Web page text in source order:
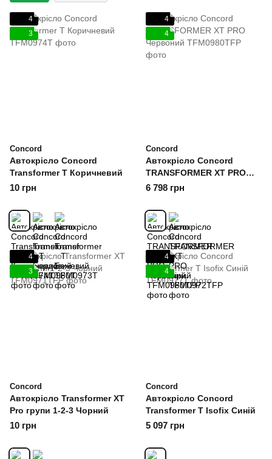
4
3
Concord
Автокрісло Concord
Transformer T Коричневий
10 грн
4
4
Concord
Автокрісло Concord
TRANSFORMER XT PRO
Червоний
6 798 грн
4
3
Concord
Автокрісло Transformer XT
Pro групи 1-2-3 Чорний
10 грн
4
4
Concord
Автокрісло Concord
Transformer T Isofix Синій
5 097 грн